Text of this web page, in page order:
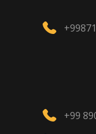
+99